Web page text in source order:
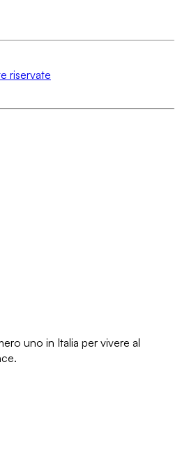
riservate
uno in Italia per vivere al